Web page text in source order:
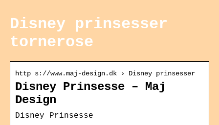
Disney prinsesser
tornerose
http s://www.maj-design.dk › Disney prinsesser
Disney Prinsesse – Maj
Design
Disney Prinsesse